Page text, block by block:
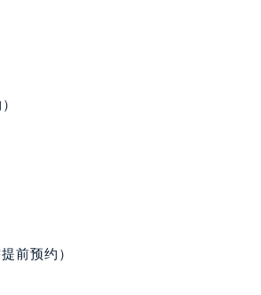
提前预约）
预约）
前预约）
提前预约）
鄂尔多斯大厦）23层2326室（需提前预
（需提前预约）
前预约）